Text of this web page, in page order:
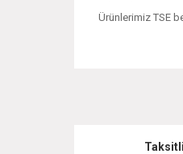
Ürünlerimiz TSE
Ürün resmi